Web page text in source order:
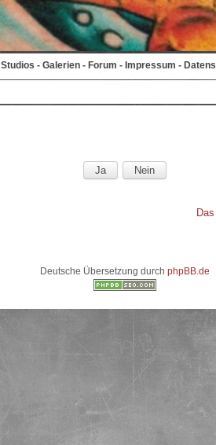
Studios - Galerien - Forum - Impressum -
Deutsche Übersetzung durch phpBB.de